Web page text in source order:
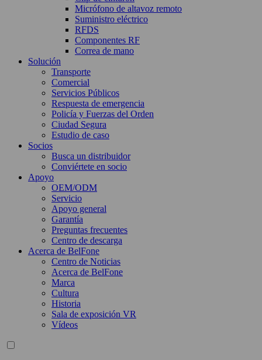
Micrófono de altavoz remoto
Suministro eléctrico
RFDS
Componentes RF
Correa de mano
Solución
Transporte
Comercial
Servicios Públicos
Respuesta de emergencia
Policía y Fuerzas del Orden
Ciudad Segura
Estudio de caso
Socios
Busca un distribuidor
Conviértete en socio
Apoyo
OEM/ODM
Servicio
Apoyo general
Garantía
Preguntas frecuentes
Centro de descarga
Acerca de BelFone
Centro de Noticias
Acerca de BelFone
Marca
Cultura
Historia
Sala de exposición VR
Vídeos